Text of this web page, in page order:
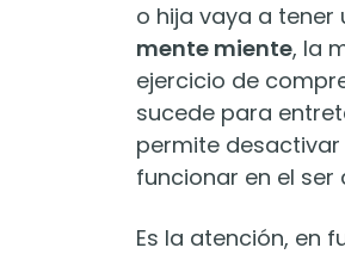
o hija vaya a tener
mente miente, la
ejercicio de
sucede para
permite
funcionar en el ser
Es la atención, en